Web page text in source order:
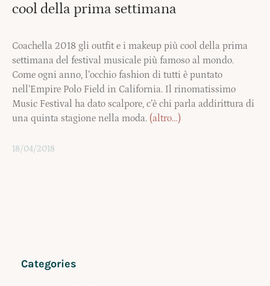
cool della prima settimana
Coachella 2018 gli outfit e i makeup più cool della prima
settimana del festival musicale più famoso al mondo.
Come ogni anno, l’occhio fashion di tutti è puntato
nell’Empire Polo Field in California. Il rinomatissimo
Music Festival ha dato scalpore, c’è chi parla addirittura di
una quinta stagione nella moda. (altro…)
18/04/2018
Categories